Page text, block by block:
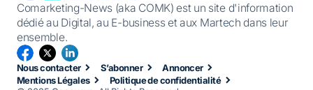
Comarketing-News (aka COMK) est un site d'information
dédié au Digital, au E-business et aux Martech dans leur
ensemble.
Nous contacter S’abonner
Annoncer
Mentions Légales
Politique de confidentialité